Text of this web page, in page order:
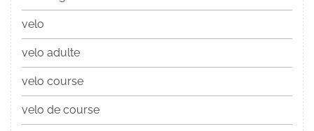
velo
velo adulte
velo course
velo de course